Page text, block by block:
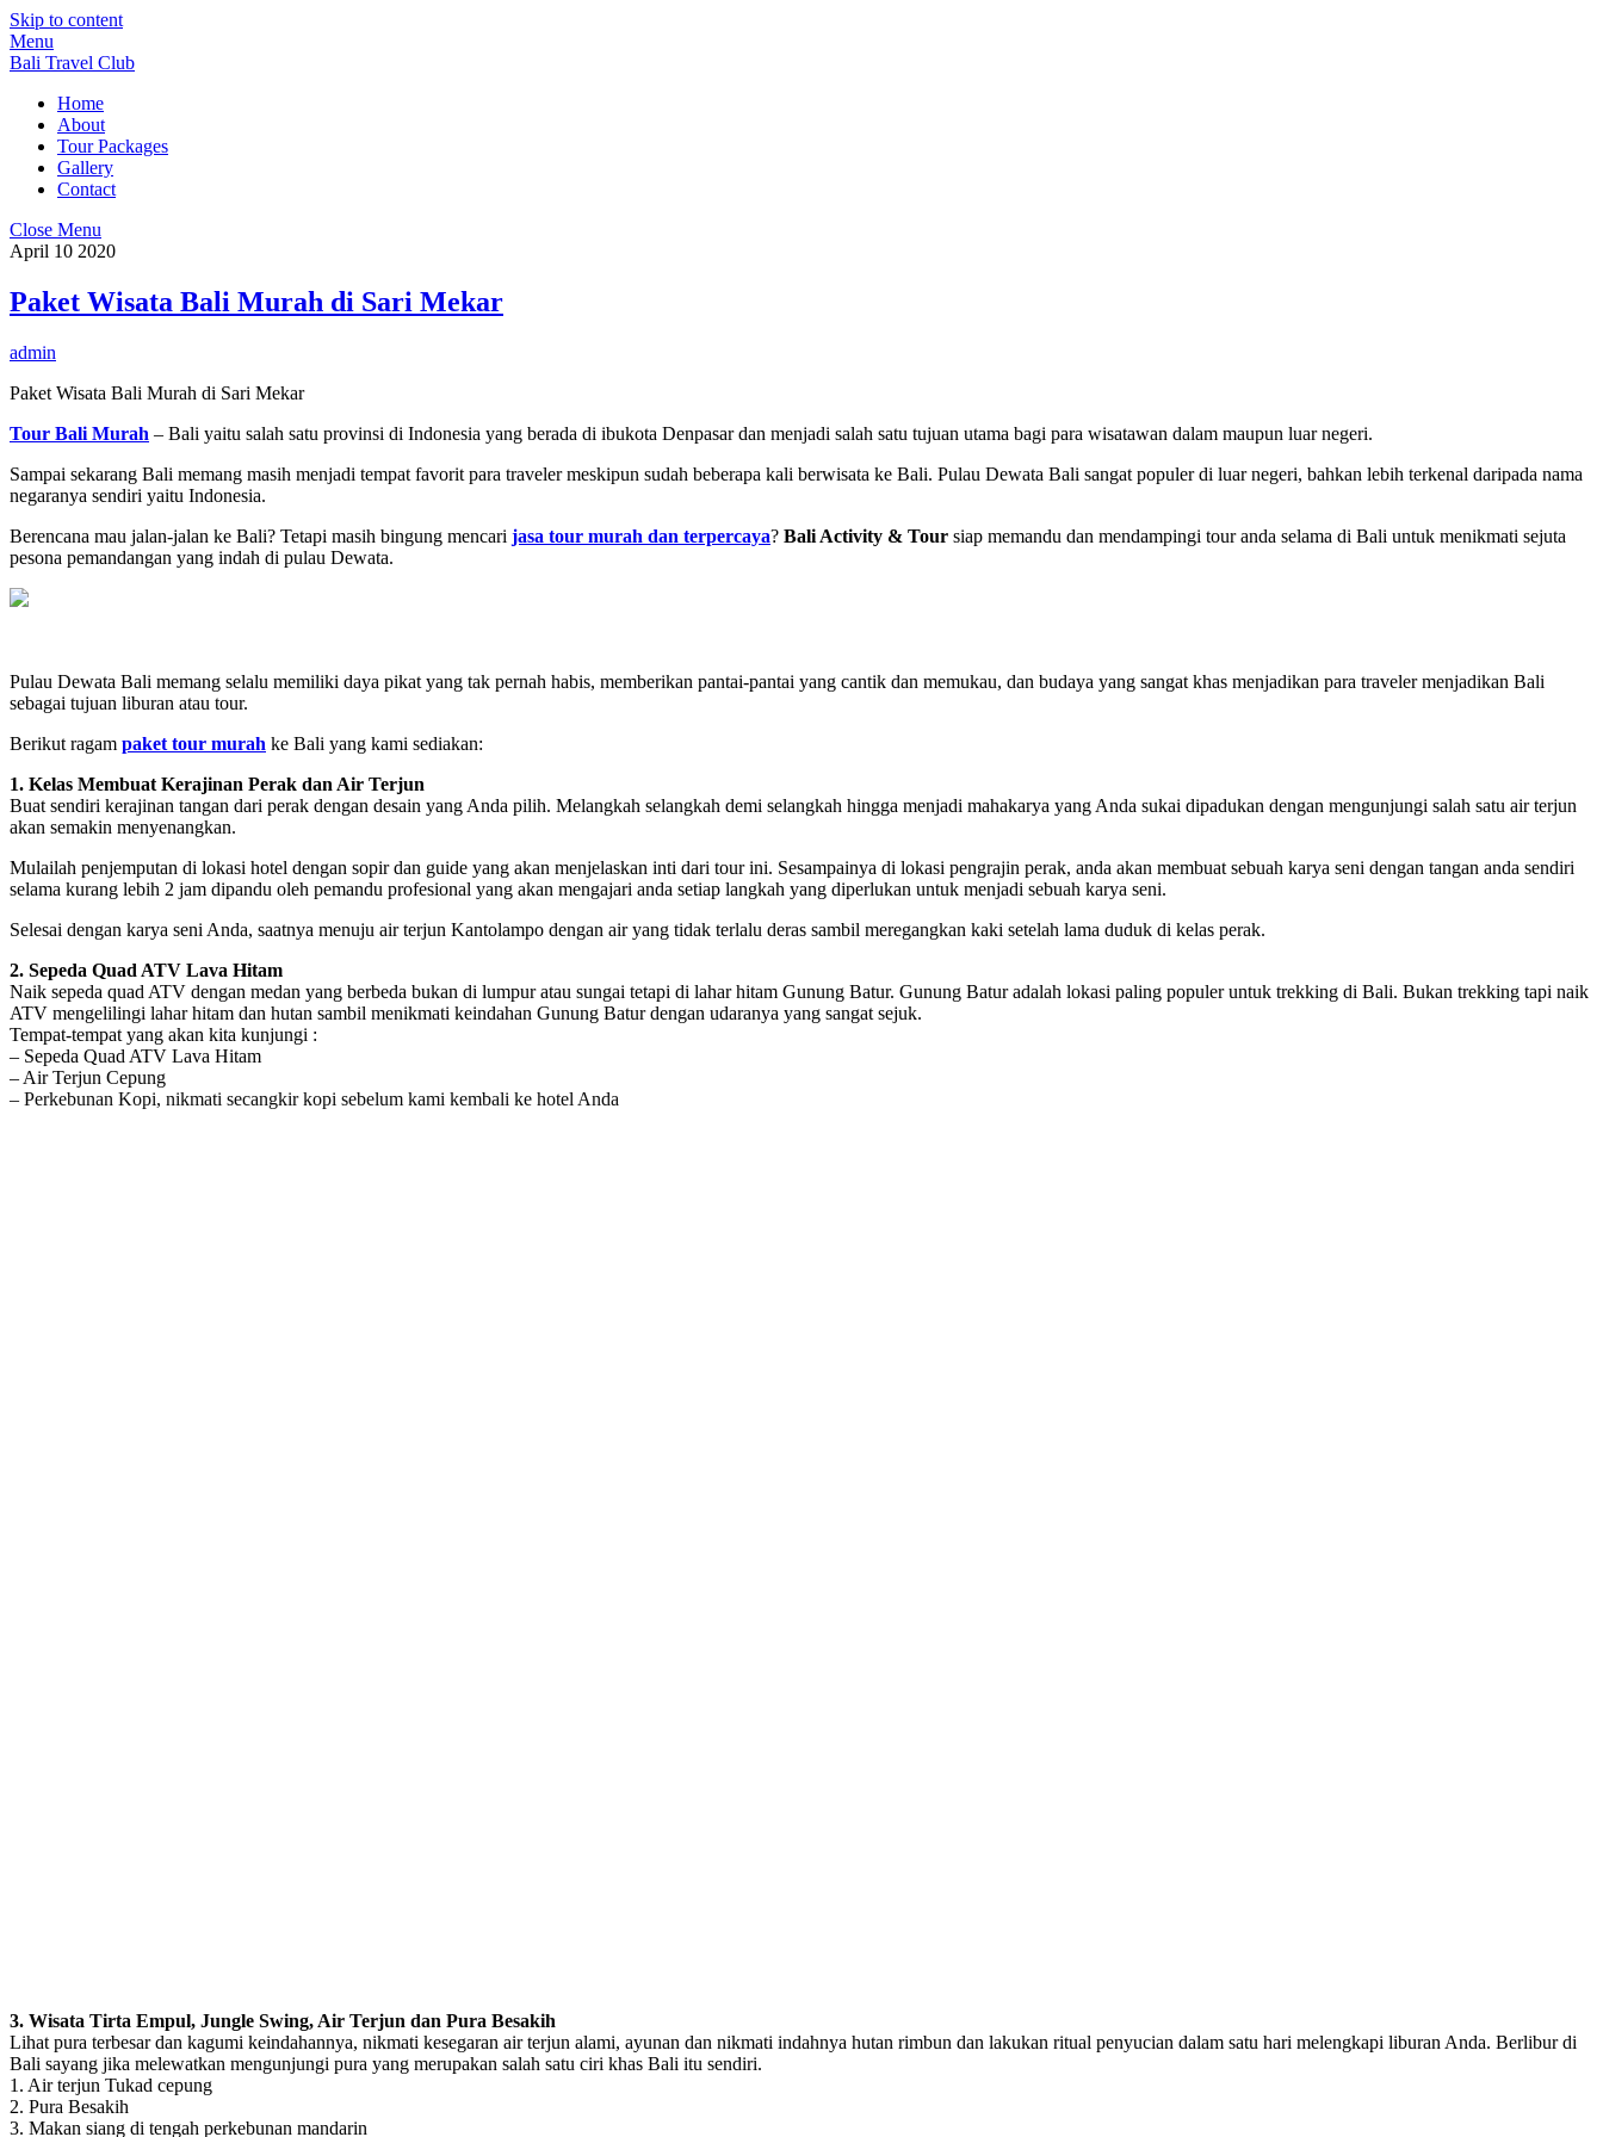
Skip to content
Menu
Bali Travel Club
Home
About
Tour Packages
Gallery
Contact
Close Menu
April 10 2020
Paket Wisata Bali Murah di Sari Mekar
admin
Paket Wisata Bali Murah di Sari Mekar
Tour Bali Murah – Bali yaitu salah satu provinsi di Indonesia yang berada di ibukota Denpasar dan menjadi salah satu tujuan utama bagi para wisatawan dalam maupun luar negeri.
Sampai sekarang Bali memang masih menjadi tempat favorit para traveler meskipun sudah beberapa kali berwisata ke Bali. Pulau Dewata Bali sangat populer di luar negeri, bahkan lebih terkenal daripada nama
negaranya sendiri yaitu Indonesia.
Berencana mau jalan-jalan ke Bali? Tetapi masih bingung mencari jasa tour murah dan terpercaya? Bali Activity & Tour siap memandu dan mendampingi tour anda selama di Bali untuk menikmati sejuta
pesona pemandangan yang indah di pulau Dewata.
Pulau Dewata Bali memang selalu memiliki daya pikat yang tak pernah habis, memberikan pantai-pantai yang cantik dan memukau, dan budaya yang sangat khas menjadikan para traveler menjadikan Bali
sebagai tujuan liburan atau tour.
Berikut ragam paket tour murah ke Bali yang kami sediakan:
1. Kelas Membuat Kerajinan Perak dan Air Terjun
Buat sendiri kerajinan tangan dari perak dengan desain yang Anda pilih. Melangkah selangkah demi selangkah hingga menjadi mahakarya yang Anda sukai dipadukan dengan mengunjungi salah satu air terjun
akan semakin menyenangkan.
Mulailah penjemputan di lokasi hotel dengan sopir dan guide yang akan menjelaskan inti dari tour ini. Sesampainya di lokasi pengrajin perak, anda akan membuat sebuah karya seni dengan tangan anda sendiri
selama kurang lebih 2 jam dipandu oleh pemandu profesional yang akan mengajari anda setiap langkah yang diperlukan untuk menjadi sebuah karya seni.
Selesai dengan karya seni Anda, saatnya menuju air terjun Kantolampo dengan air yang tidak terlalu deras sambil meregangkan kaki setelah lama duduk di kelas perak.
2. Sepeda Quad ATV Lava Hitam
Naik sepeda quad ATV dengan medan yang berbeda bukan di lumpur atau sungai tetapi di lahar hitam Gunung Batur. Gunung Batur adalah lokasi paling populer untuk trekking di Bali. Bukan trekking tapi naik
ATV mengelilingi lahar hitam dan hutan sambil menikmati keindahan Gunung Batur dengan udaranya yang sangat sejuk.
Tempat-tempat yang akan kita kunjungi :
– Sepeda Quad ATV Lava Hitam
– Air Terjun Cepung
– Perkebunan Kopi, nikmati secangkir kopi sebelum kami kembali ke hotel Anda
3. Wisata Tirta Empul, Jungle Swing, Air Terjun dan Pura Besakih
Lihat pura terbesar dan kagumi keindahannya, nikmati kesegaran air terjun alami, ayunan dan nikmati indahnya hutan rimbun dan lakukan ritual penyucian dalam satu hari melengkapi liburan Anda. Berlibur di
Bali sayang jika melewatkan mengunjungi pura yang merupakan salah satu ciri khas Bali itu sendiri.
1. Air terjun Tukad cepung
2. Pura Besakih
3. Makan siang di tengah perkebunan mandarin